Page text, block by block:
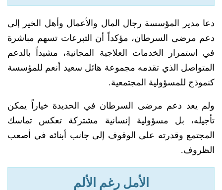
دعا مدير المؤسسة رجال المال والأعمال وأهل الخير إلى
دعم مرضى السرطان، مؤكداً أن التبرعات تسهم مباشرة
في استمرار الخدمات العلاجية المجانية، مشيداً بالدعم
المتواصل الذي تقدمه مجموعة هائل سعيد أنعم للمؤسسة
كنموذج للمسؤولية المجتمعية.
ولم يعد دعم مرضى السرطان في الحديدة خياراً يمكن
تأجيله، بل مسؤولية إنسانية مشتركة تعكس تماسك
المجتمع وقدرته على الوقوف إلى جانب أبنائه في أصعب
الظروف.
الأمل رغم الألم